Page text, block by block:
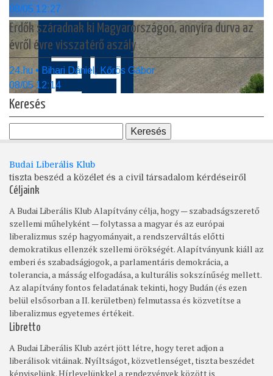
08/05 12:27
Erdők száradnak ki Magyarországon, annyira durva az
évről évre visszatérő aszály
24.hu • Bihari Dániel, Kőrös Gábor
08/05 12:14
Keresés
Budai Liberális Klub
tiszta beszéd a közélet és a civil társadalom kérdéseiről
Céljaink
A Budai Liberális Klub Alapítvány célja, hogy — szabadságszerető
szellemi műhelyként — folytassa a magyar és az európai
liberalizmus szép hagyományait, a rendszerváltás előtti
demokratikus ellenzék szellemi örökségét. Alapítványunk kiáll az
emberi és szabadságjogok, a parlamentáris demokrácia, a
tolerancia, a másság elfogadása, a kulturális sokszínűség mellett.
Az alapítvány fontos feladatának tekinti, hogy Budán (és ezen
belül elsősorban a II. kerületben) felmutassa és közvetítse a
liberalizmus egyetemes értékeit.
Libretto
A Budai Liberális Klub azért jött létre, hogy teret adjon a
liberálisok vitáinak. Nyíltságot, közvetlenséget, tiszta beszédet
képviselünk. Hírlevelünkkel a rendezvények között is